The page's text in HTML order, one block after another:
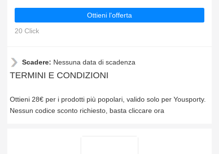
Ottieni l'offerta
20 Click
Scadere: Nessuna data di scadenza
TERMINI E CONDIZIONI
Ottieni 28€ per i prodotti più popolari, valido solo per Yousporty.
Nessun codice sconto richiesto, basta cliccare ora